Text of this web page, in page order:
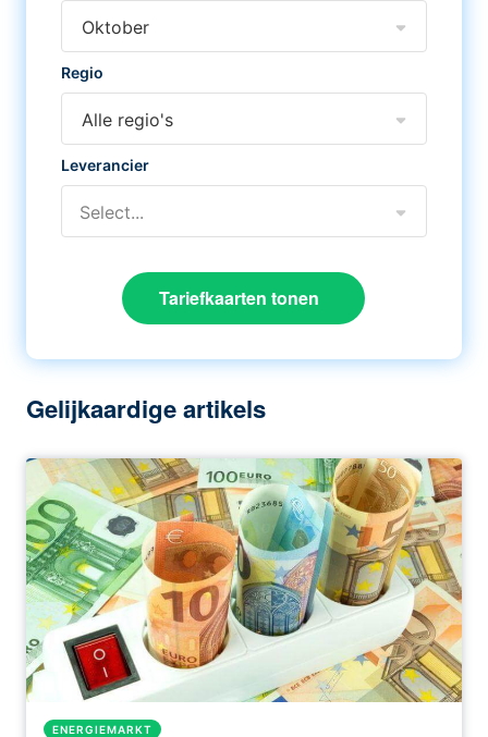
Oktober
Regio
Alle regio's
Leverancier
Select...
Tariefkaarten tonen
Gelijkaardige artikels
ENERGIEMARKT